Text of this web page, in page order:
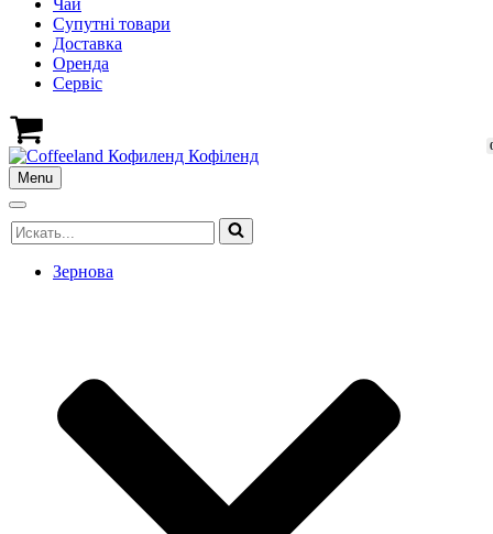
Чай
Супутні товари
Доставка
Оренда
Cервіс
Кошик
Menu
Меню
Меню
навігації
Шукати...
Зернова